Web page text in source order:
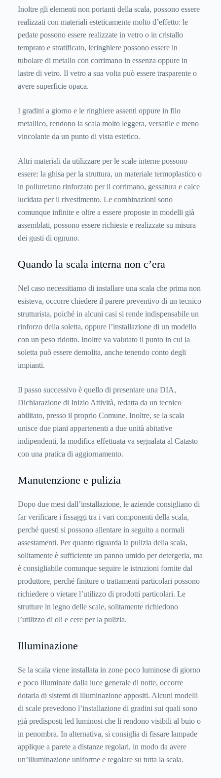
Inoltre gli elementi non portanti della scala, possono essere
realizzati con materiali esteticamente molto d’effetto: le
pedate possono essere realizzate in vetro o in cristallo
temprato e stratificato, leringhiere possono essere in
tubolare di metallo con corrimano in essenza oppure in
lastre di vetro. Il vetro a sua volta può essere trasparente o
avere superficie opaca.
I gradini a giorno e le ringhiere assenti oppure in filo
metallico, rendono la scala molto leggera, versatile e meno
vincolante da un punto di vista estetico.
Altri materiali da utilizzare per le scale interne possono
essere: la ghisa per la struttura, un materiale termoplastico o
in poliuretano rinforzato per il corrimano, gessatura e calce
lucidata per il rivestimento. Le combinazioni sono
comunque infinite e oltre a essere proposte in modelli già
assemblati, possono essere richieste e realizzate su misura
dei gusti di ognuno.
Quando la scala interna non c’era
Nel caso necessitiamo di installare una scala che prima non
esisteva, occorre chiedere il parere preventivo di un tecnico
strutturista, poiché in alcuni casi si rende indispensabile un
rinforzo della soletta, oppure l’installazione di un modello
con un peso ridotto. Inoltre va valutato il punto in cui la
soletta può essere demolita, anche tenendo conto degli
impianti.
Il passo successivo è quello di presentare una DIA,
Dichiarazione di Inizio Attività, redatta da un tecnico
abilitato, presso il proprio Comune. Inoltre, se la scala
unisce due piani appartenenti a due unità abitative
indipendenti, la modifica effettuata va segnalata al Catasto
con una pratica di aggiornamento.
Manutenzione e pulizia
Dopo due mesi dall’installazione, le aziende consigliano di
far verificare i fissaggi tra i vari componenti della scala,
perché questi si possono allentare in seguito a normali
assestamenti. Per quanto riguarda la pulizia della scala,
solitamente è sufficiente un panno umido per detergerla, ma
è consigliabile comunque seguire le istruzioni fornite dal
produttore, perché finiture o trattamenti particolari possono
richiedere o vietare l’utilizzo di prodotti particolari. Le
strutture in legno delle scale, solitamente richiedono
l’utilizzo di oli e cere per la pulizia.
Illuminazione
Se la scala viene installata in zone poco luminose di giorno
e poco illuminate dalla luce generale di notte, occorre
dotarla di sistemi di illuminazione appositi. Alcuni modelli
di scale prevedono l’installazione di gradini sui quali sono
già predisposti led luminosi che li rendono visibili al buio o
in penombra. In alternativa, si consiglia di fissare lampade
applique a parete a distanze regolari, in modo da avere
un’illuminazione uniforme e regolare su tutta la scala.